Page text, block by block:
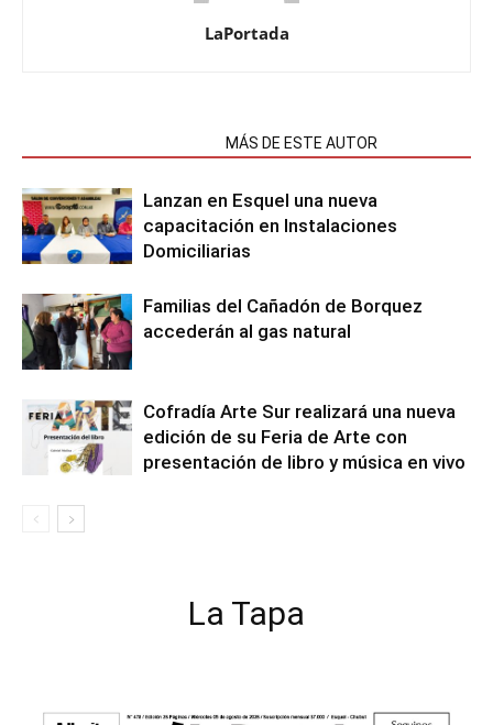
LaPortada
MÁS DE ESTE AUTOR
Lanzan en Esquel una nueva
capacitación en Instalaciones
Domiciliarias
Familias del Cañadón de Borquez
accederán al gas natural
Cofradía Arte Sur realizará una nueva
edición de su Feria de Arte con
presentación de libro y música en vivo
La Tapa